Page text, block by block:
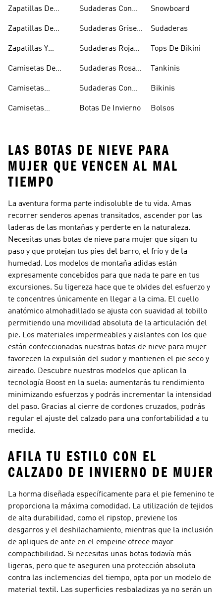
Zapatillas De
Zapatillas De
Zapatillas Y
Camisetas De
Camisetas
Camisetas
Sudaderas Con
Sudaderas Grises
Sudaderas Rojas
Sudaderas Rosas
Sudaderas Con
Botas De Invierno
Snowboard
Sudaderas
Tops De Bikini
Tankinis
Bikinis
Bolsos
LAS BOTAS DE NIEVE PARA
MUJER QUE VENCEN AL MAL
TIEMPO
La aventura forma parte indisoluble de tu vida. Amas
recorrer senderos apenas transitados, ascender por las
laderas de las montañas y perderte en la naturaleza.
Necesitas unas botas de nieve para mujer que sigan tu
paso y que protejan tus pies del barro, el frío y de la
humedad. Los modelos de montaña adidas están
expresamente concebidos para que nada te pare en tus
excursiones. Su ligereza hace que te olvides del esfuerzo y
te concentres únicamente en llegar a la cima. El cuello
anatómico almohadillado se ajusta con suavidad al tobillo
permitiendo una movilidad absoluta de la articulación del
pie. Los materiales impermeables y aislantes con los que
están confeccionadas nuestras botas de nieve para mujer
favorecen la expulsión del sudor y mantienen el pie seco y
aireado. Descubre nuestros modelos que aplican la
tecnología Boost en la suela: aumentarás tu rendimiento
minimizando esfuerzos y podrás incrementar la intensidad
del paso. Gracias al cierre de cordones cruzados, podrás
regular el ajuste del calzado para una confortabilidad a tu
medida.
AFILA TU ESTILO CON EL
CALZADO DE INVIERNO DE MUJER
La horma diseñada específicamente para el pie femenino te
proporciona la máxima comodidad. La utilización de tejidos
de alta durabilidad, como el ripstop, previene los
desgarros y el deshilachamiento, mientras que la inclusión
de apliques de ante en el empeine ofrece mayor
compactibilidad. Si necesitas unas botas todavía más
ligeras, pero que te aseguren una protección absoluta
contra las inclemencias del tiempo, opta por un modelo de
material textil. Las superficies resbaladizas ya no serán un